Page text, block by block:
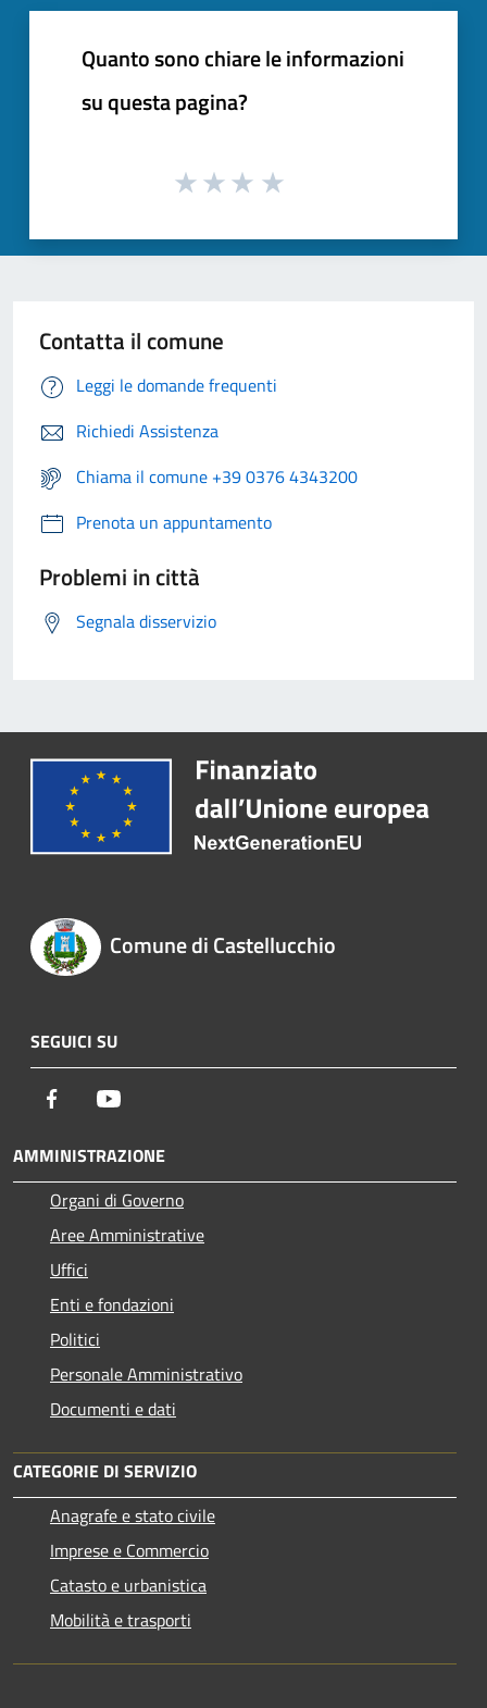
Quanto sono chiare le informazioni
su questa pagina?
Contatta il comune
Leggi le domande frequenti
Richiedi Assistenza
Chiama il comune +39 0376 4343200
Prenota un appuntamento
Problemi in città
Segnala disservizio
Comune di Castellucchio
SEGUICI SU
Facebook
AMMINISTRAZIONE
Organi di Governo
Aree Amministrative
Uffici
Enti e fondazioni
Politici
Personale Amministrativo
Documenti e dati
CATEGORIE DI SERVIZIO
Anagrafe e stato civile
Imprese e Commercio
Catasto e urbanistica
Mobilità e trasporti